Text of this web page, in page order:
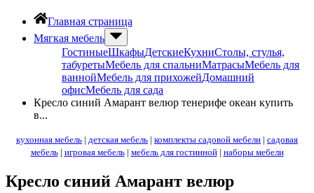
Главная страница
Мягкая мебель
ГостиныеШкафыДетскиеКухниСтолы, стулья,
табуретыМебель для спальниМатрасыМебель для
ваннойМебель для прихожейДомашний
офисМебель для сада
Кресло синий Амарант велюр тенерифе океан купить
в...
кухонная мебель | детская мебель | комплекты садовой мебели | садовая
мебель| игровая мебель| мебель для гостинной| наборы мебели
Кресло синий Амарант велюр